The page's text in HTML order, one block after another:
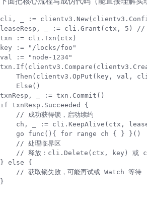
cli, _ :=
leaseResp, _ := cli.Grant(ctx, 5) //
txn := cli.Txn(ctx)
key := "/locks/foo"
val := "node-1234"
Then(clientv3.OpPut(key, val,
    Else()
txnResp, _ := txn.Commit()
if txnResp.Succeeded {
    // 成功获得锁，启动续约
ch, _ := cli.KeepAlive(ctx,
    go func(){ for range ch { } }()
    // 处理临界区
// 释放：cli.Delete(ctx, key) 或
} else {
    // 获取锁失败，可能再试或 Watch 等待
}